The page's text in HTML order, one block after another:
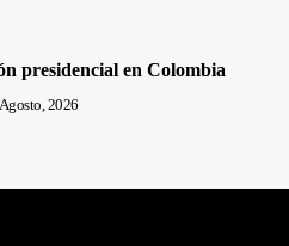
presidencial en Colombia
2026